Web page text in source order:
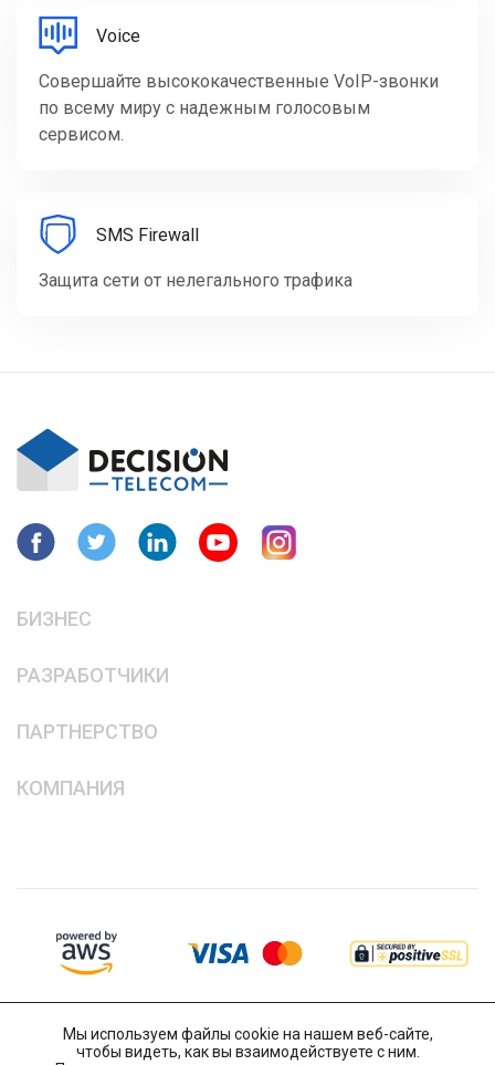
Voice
Совершайте высококачественные VoIP-звонки
по всему миру с надежным голосовым
сервисом.
SMS Firewall
Защита сети от нелегального трафика
БИЗНЕС
РАЗРАБОТЧИКИ
ПАРТНЕРСТВО
КОМПАНИЯ
Мы используем файлы cookie на нашем веб-сайте,
чтобы видеть, как вы взаимодействуете с ним.